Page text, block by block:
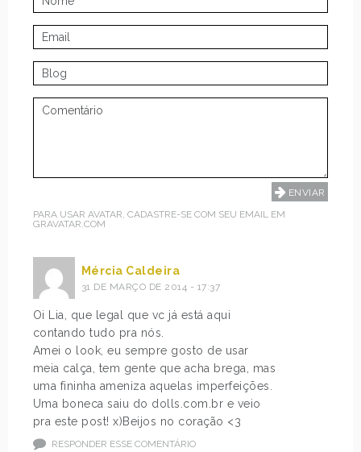
PARA USAR AVATAR, CADASTRE-SE COM SEU EMAIL EM
GRAVATAR.COM
Mércia Caldeira
31 DE MARÇO DE 2014 - 17:37
Oi Lia, que legal que vc já está aqui
contando tudo pra nós.
Amei o look, eu sempre gosto de usar
meia calça, tem gente que acha brega, mas
uma fininha ameniza aquelas imperfeições.
Uma boneca saiu do dolls.com.br e veio
pra este post! x)Beijos no coração <3
RESPONDER ESSE COMENTÁRIO